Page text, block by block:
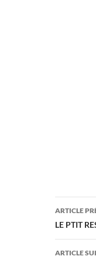
des
ARTICLE
LE PTIT
ARTICLE